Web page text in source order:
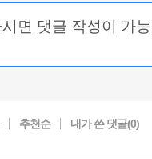
추천순 내가 쓴 댓글(0)